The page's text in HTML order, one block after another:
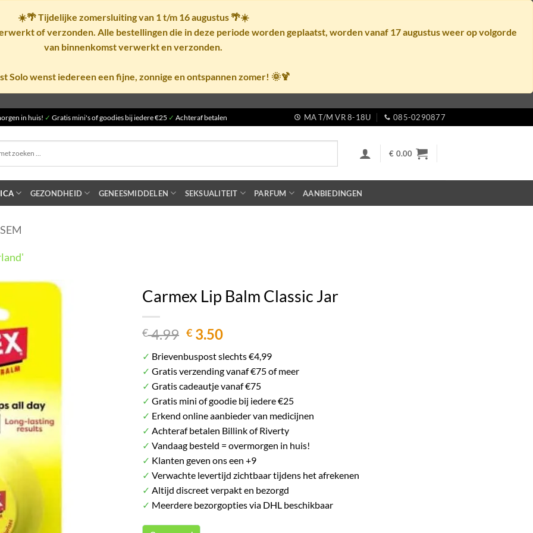
☀️🌴Tijdelijke zomersluiting van 1 t/m 16 augustus🌴☀️
of verzonden. Alle bestellingen die in deze periode worden geplaatst, worden vanaf 17 augustusweer op volgorde
van binnenkomst verwerkt en verzonden.
Solo wenst iedereen een fijne, zonnige en ontspannen zomer! 🌞🍹
in huis! ✓ Gratis mini's of goodies bij iedere €25 ✓ Achteraf betalen MA T/M VR 8-18U 085-0290877
€ 0.00
GEZONDHEID GENEESMIDDELEN SEKSUALITEIT PARFUM AANBIEDINGEN
Het plaatje kan afwijken van het daadwerkelijke product.
Carmex Lip Balm Classic Jar
€4.99 Oorspronkelijke
was:
€ 4.99.
€ 3.50Huidige
is:
€ 3.50.
✓ Brievenbuspost slechts €4,99
✓ Gratis verzending vanaf €75 of meer
✓ Gratis cadeautje vanaf €75
✓ Gratis mini of goodie bij iedere €25
✓ Erkend online aanbieder van medicijnen
✓ Achteraf betalen Billink of Riverty
✓ Vandaag besteld = overmorgen in huis!
✓ Klanten geven ons een +9
✓ Verwachte levertijd zichtbaar tijdens het afrekenen
✓ Altijd discreet verpakt en bezorgd
✓ Meerdere bezorgopties via DHL beschikbaar